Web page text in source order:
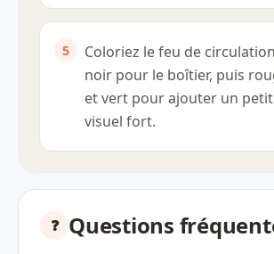
Coloriez le feu de
noir pour le boîtier, puis
et vert pour ajouter un
visuel fort.
Questions